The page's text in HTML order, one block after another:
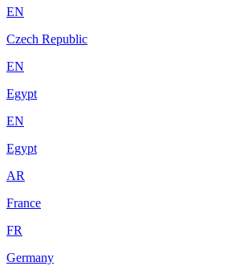
EN
Czech Republic
EN
Egypt
EN
Egypt
AR
France
FR
Germany